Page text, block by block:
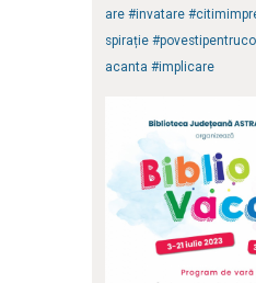
are #invatare
spirație
acanta #implicare